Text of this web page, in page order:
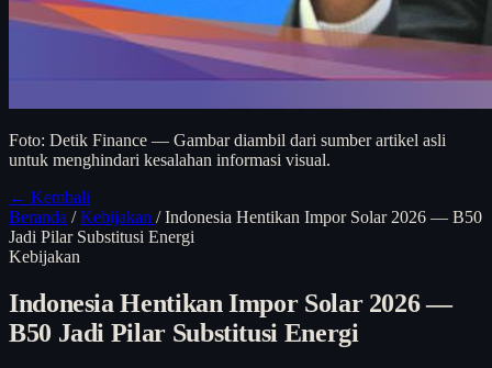
Foto: Detik Finance — Gambar diambil dari sumber artikel asli
untuk menghindari kesalahan informasi visual.
← Kembali
Beranda / Kebijakan / Indonesia Hentikan Impor Solar 2026 — B50
Jadi Pilar Substitusi Energi
Kebijakan
Indonesia Hentikan Impor Solar 2026 —
B50 Jadi Pilar Substitusi Energi